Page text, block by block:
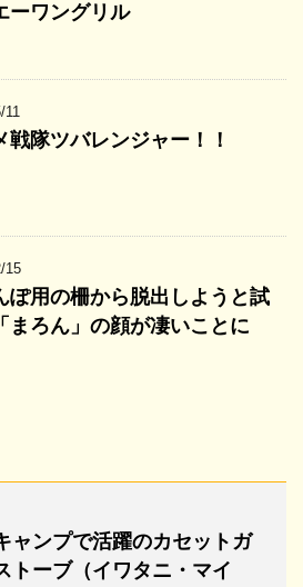
ーワングリル
11
戦隊ツバレンジャー！！
15
ぽ用の柵から脱出しようと試
まろん」の顔が凄いことに
ャンプで活躍のカセットガ
トーブ（イワタニ・マイ